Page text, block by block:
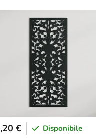
€ Disponibile